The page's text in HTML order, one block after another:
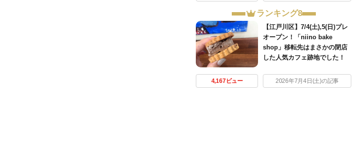
ランキング8
【江戸川区】7/4(土),5(日)プレ
オープン！「niino bake
shop」移転先はまさかの閉店
した人気カフェ跡地でした！
4,167ビュー 2026年7月4日(土)の記事